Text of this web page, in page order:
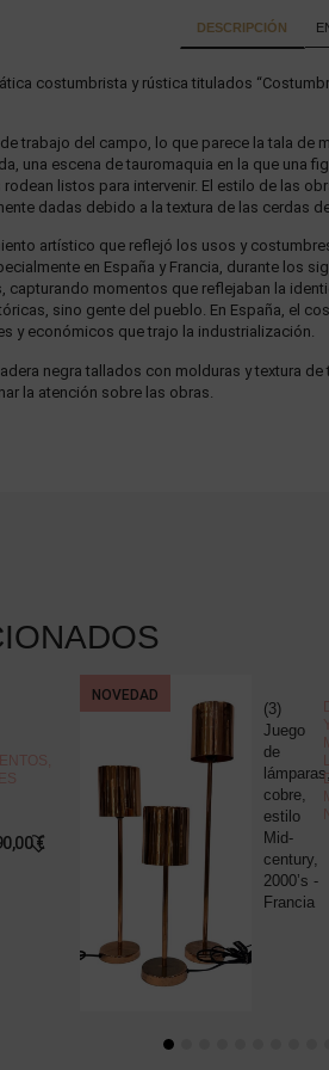
DESCRIPCIÓN
costumbrista y rústica titulados
trabajo del campo, lo que parece la tala
una escena de tauromaquia en la que una
listos para intervenir. El estilo de las
dadas debido a la textura de las cerdas
artístico que reflejó los usos y
en España y Francia, durante los
capturando momentos que reflejaban la
sino gente del pueblo. En España, el
y económicos que trajo la industrialización.
negra tallados con molduras y textura
la atención sobre las obras.
,
€
NOVEDAD
(3)
Juego
de
cobre,
estilo
Mid-
century,
2000’s -
Francia
Y